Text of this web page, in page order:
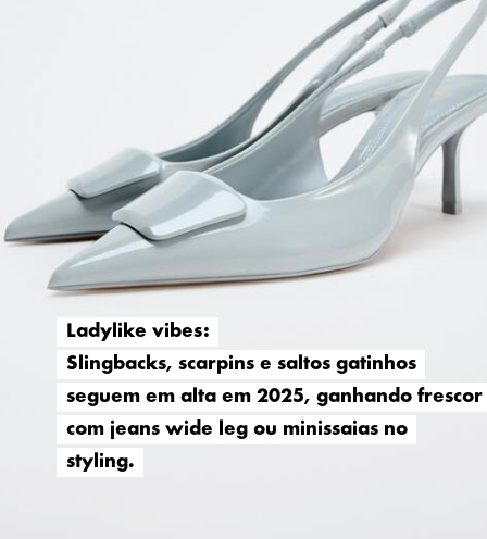
Ladylike vibes:
Slingbacks, scarpins e saltos gatinhos
seguem em alta em 2025, ganhando frescor
com jeans wide leg ou minissaias no
styling.
Ladylike vibes:
Slingbacks, scarpins e saltos gatinhos
seguem em alta em 2025, ganhando frescor
com jeans wide leg ou minissaias no
styling.